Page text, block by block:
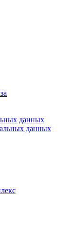
данных
данных